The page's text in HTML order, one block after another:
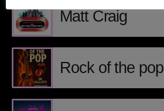
Featured
Highlights
Matt Craig
Rock of the pop